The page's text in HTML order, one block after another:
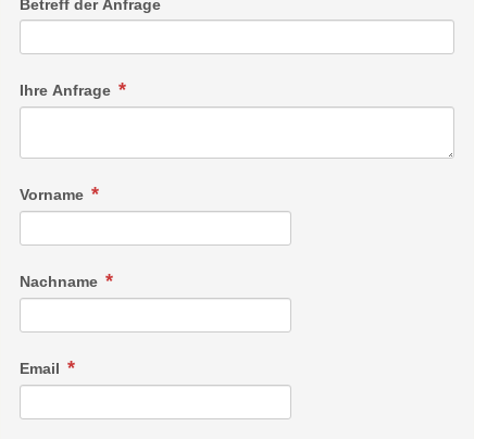
Betreff der Anfrage
Ihre Anfrage
Vorname
Nachname
Email